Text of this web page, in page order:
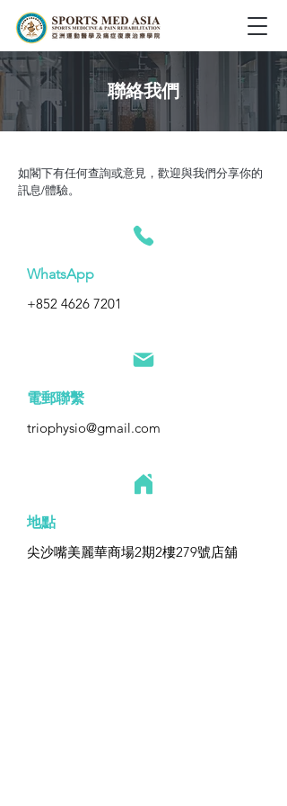
聯絡我們
如閣下有任何查詢或意見，歡迎與我們分享你的
訊息/體驗。
WhatsApp
+852 4626 7201
電郵聯繫
triophysio@gmail.com
地點
尖沙嘴美麗華商場2期2樓279號店舖